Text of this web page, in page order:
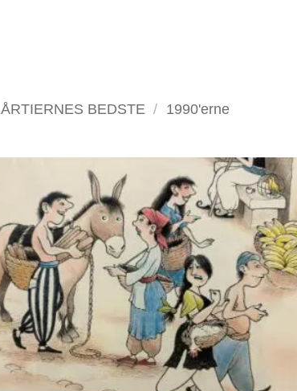
ÅRTIERNES BEDSTE / 1990'erne